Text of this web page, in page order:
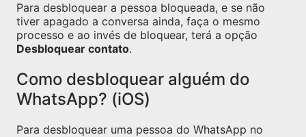
Para desbloquear a pessoa bloqueada, e se não
tiver apagado a conversa ainda, faça o mesmo
processo e ao invés de bloquear, terá a opção
Desbloquear contato.
Como desbloquear alguém do
WhatsApp? (iOS)
Para desbloquear uma pessoa do WhatsApp no